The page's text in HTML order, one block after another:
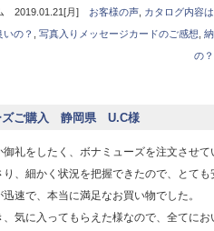
2019.01.21[月] お客様の声, カタログ内容
の？
写真入りメッセージカードのご感想
の？
ズご購入 静岡県 U.C様
礼をしたく、ボナミューズを注文させて
、細かく状況を把握できたので、とても
速で、本当に満足なお買い物でした。
気に入ってもらえた様なので、全てに